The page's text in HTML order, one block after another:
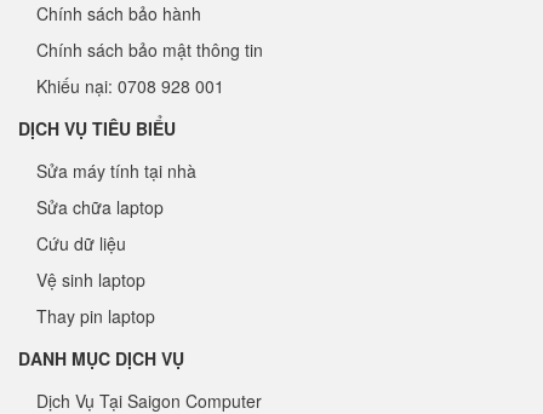
Chính sách bảo hành
Chính sách bảo mật thông tin
Khiếu nại: 0708 928 001
DỊCH VỤ TIÊU BIỂU
Sửa máy tính tại nhà
Sửa chữa laptop
Cứu dữ liệu
Vệ sinh laptop
Thay pin laptop
DANH MỤC DỊCH VỤ
Dịch Vụ Tại Saigon Computer